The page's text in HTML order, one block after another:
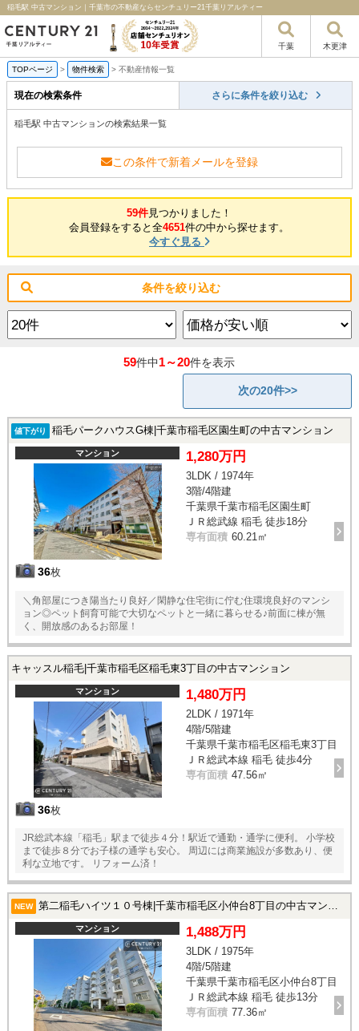
稲毛駅 中古マンション｜千葉市の不動産ならセンチュリー21千葉リアルティー
千葉 木更津
TOPページ > 物件検索 > 不動産情報一覧
現在の検索条件 さらに条件を絞り込む
稲毛駅 中古マンションの検索結果一覧
この条件で新着メールを登録
59件見つかりました！
会員登録をすると全4651件の中から探せます。
今すぐ見る
条件を絞り込む
59件中1～20件を表示
次の20件>>
値下がり 稲毛パークハウスG棟|千葉市稲毛区園生町の中古マンション
マンション
36枚
1,280万円
3LDK / 1974年
3階/4階建
千葉県千葉市稲毛区園生町
ＪＲ総武線 稲毛 徒歩18分
専有面積 60.21㎡
＼角部屋につき陽当たり良好／閑静な住宅街に佇む住環境良好のマンシ
ョン◎ペット飼育可能で大切なペットと一緒に暮らせる♪前面に棟が無
く、開放感のあるお部屋！
キャッスル稲毛|千葉市稲毛区稲毛東3丁目の中古マンション
マンション
36枚
1,480万円
2LDK / 1971年
4階/5階建
千葉県千葉市稲毛区稲毛東3丁目
ＪＲ総武本線 稲毛 徒歩4分
専有面積 47.56㎡
JR総武本線「稲毛」駅まで徒歩４分！駅近で通勤・通学に便利。 小学校
まで徒歩８分でお子様の通学も安心。 周辺には商業施設が多数あり、便
利な立地です。 リフォーム済！
NEW 第二稲毛ハイツ１０号棟|千葉市稲毛区小仲台8丁目の中古マンション
マンション 1,488万円
3LDK / 1975年
4階/5階建
千葉県千葉市稲毛区小仲台8丁目
ＪＲ総武本線 稲毛 徒歩13分
専有面積 77.36㎡